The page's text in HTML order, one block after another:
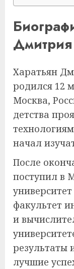
Дмитрия
Харатьян
родился 12
Москва,
детства
начал
После
поступил в
факультет
и
результаты
лучшие